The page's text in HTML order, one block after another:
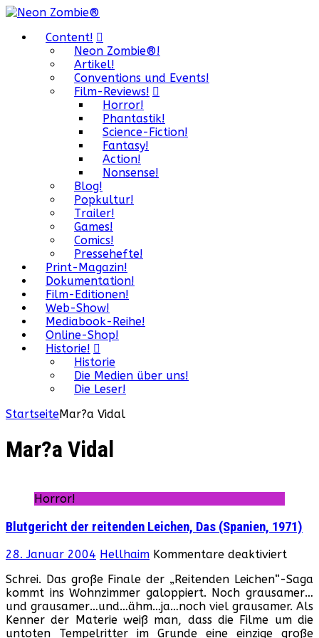
Content!
Neon Zombie®!
Artikel!
Conventions und Events!
Film-Reviews!
Horror!
Phantastik!
Science-Fiction!
Fantasy!
Action!
Nonsense!
Blog!
Popkultur!
Trailer!
Games!
Comics!
Pressehefte!
Print-Magazin!
Dokumentation!
Film-Editionen!
Web-Show!
Mediabook-Reihe!
Online-Shop!
Historie!
Historie
Die Medien über uns!
Die Leser!
StartseiteMar?a Vidal
Mar?a Vidal
Horror!
Blutgericht der reitenden Leichen, Das (Spanien, 1971)
28. Januar 2004 Hellhaim Kommentare deaktiviertfür
der
Das
Schrei. Das große Finale der „Reitenden Leichen“-Saga
kommt ins Wohnzimmer galoppiert. Noch grausamer…
und grausamer…und…ähm…ja…noch viel grausamer. Als
Kenner der Materie weiß man, dass die Filme um die
untoten Tempelritter im Grunde eine einzige große